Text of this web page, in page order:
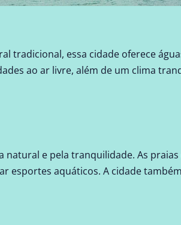
tradicional, essa cidade oferece
ao ar livre, além de um clima
e pela tranquilidade. As
esportes aquáticos. A cidade